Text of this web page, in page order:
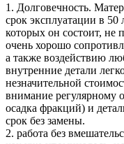
1. Долговечность.
срок эксплуатации в
которых он состоит, не
очень хорошо
а также воздействию
внутренние детали
незначительной
внимание регулярному
осадка фракций) и
срок без замены.
2. работа без